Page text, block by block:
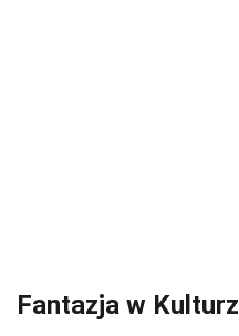
Fantazja w